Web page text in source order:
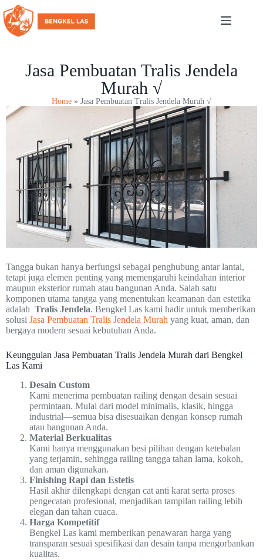
Jasa Pembuatan Tralis Jendela
Murah √
Home » Jasa Pembuatan Tralis Jendela Murah √
Tangga bukan hanya berfungsi sebagai penghubung antar lantai,
tetapi juga elemen penting yang memengaruhi keindahan interior
maupun eksterior rumah atau bangunan Anda. Salah satu
komponen utama tangga yang menentukan keamanan dan estetika
adalah Tralis Jendela. Bengkel Las kami hadir untuk memberikan
solusi Jasa Pembuatan Tralis Jendela Murah yang kuat, aman, dan
bergaya modern sesuai kebutuhan Anda.
Keunggulan Jasa Pembuatan Tralis Jendela Murah dari Bengkel
Las Kami
Desain Custom
Kami menerima pembuatan railing dengan desain sesuai
permintaan. Mulai dari model minimalis, klasik, hingga
industrial—semua bisa disesuaikan dengan konsep rumah
atau bangunan Anda.
Material Berkualitas
Kami hanya menggunakan besi pilihan dengan ketebalan
yang terjamin, sehingga railing tangga tahan lama, kokoh,
dan aman digunakan.
Finishing Rapi dan Estetis
Hasil akhir dilengkapi dengan cat anti karat serta proses
pengecatan profesional, menjadikan tampilan railing lebih
elegan dan tahan cuaca.
Harga Kompetitif
Bengkel Las kami memberikan penawaran harga yang
transparan sesuai spesifikasi dan desain tanpa mengorbankan
kualitas.